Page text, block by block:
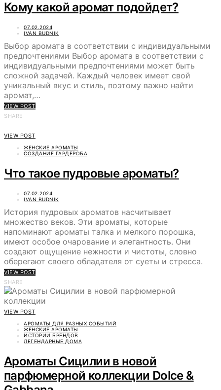
Кому какой аромат подойдет?
07.02.2024
IVAN BUDNIK
Выбор аромата в соответствии с индивидуальными
предпочтениями Выбор аромата в соответствии с
индивидуальными предпочтениями может быть
сложной задачей. Каждый человек имеет свой
уникальный вкус и стиль, поэтому важно найти
аромат,…
VIEW POST
SHARE
VIEW POST
ЖЕНСКИЕ АРОМАТЫ
СОЗДАНИЕ ГАРДЕРОБА
Что такое пудровые ароматы?
07.02.2024
IVAN BUDNIK
История пудровых ароматов насчитывает
множество веков. Эти ароматы, которые
напоминают ароматы талка и мелкого порошка,
имеют особое очарование и элегантность. Они
создают ощущение нежности и чистоты, словно
оберегают своего обладателя от суеты и стресса.
VIEW POST
SHARE
VIEW POST
АРОМАТЫ ДЛЯ РАЗНЫХ СОБЫТИЙ
ЖЕНСКИЕ АРОМАТЫ
ИСТОРИИ БРЕНДОВ
ЛЕГЕНДАРНЫЕ ДОМА
Ароматы Сицилии в новой
парфюмерной коллекции Dolce &